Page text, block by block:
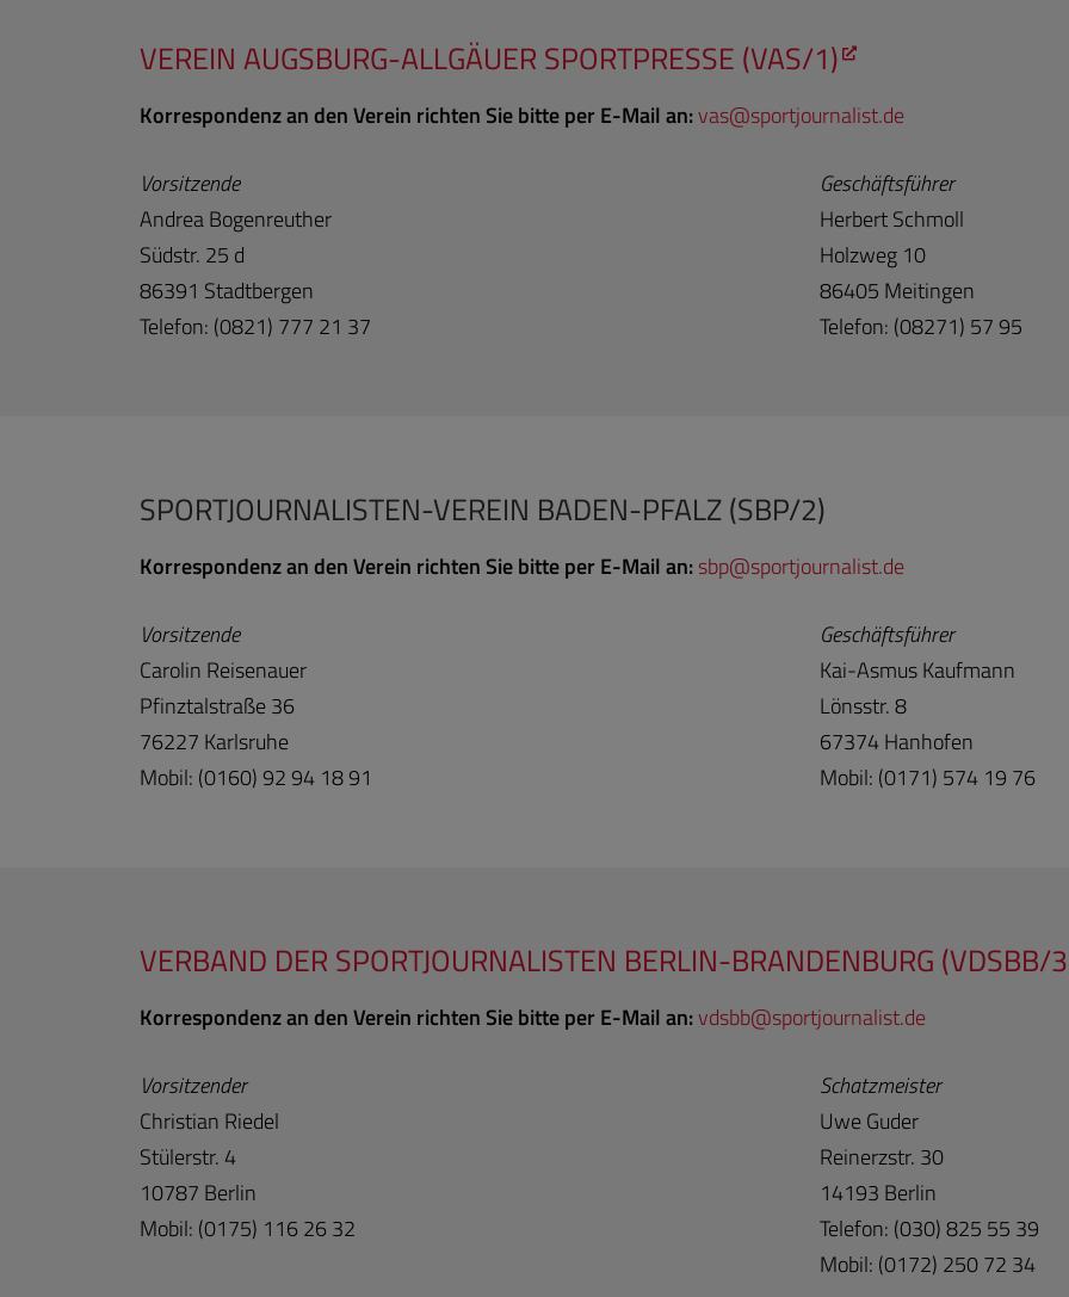
VEREIN AUGSBURG-ALLGÄUER SPORTPRESSE (VAS/1)
Korrespondenz an den Verein richten Sie bitte per E-Mail an:vas@sportjournalist.de
Vorsitzende
Andrea Bogenreuther
Südstr. 25 d
86391 Stadtbergen
Telefon: (0821) 777 21 37
Geschäftsführer
Herbert Schmoll
Holzweg 10
86405 Meitingen
Telefon: (08271) 57 95
SPORTJOURNALISTEN-VEREIN BADEN-PFALZ (SBP/2)
Korrespondenz an den Verein richten Sie bitte per E-Mail an:sbp@sportjournalist.de
Vorsitzende
Carolin Reisenauer
Pfinztalstraße 36
76227 Karlsruhe
Mobil: (0160) 92 94 18 91
Geschäftsführer
Kai-Asmus Kaufmann
Lönsstr. 8
67374 Hanhofen
Mobil: (0171) 574 19 76
VERBAND DER SPORTJOURNALISTEN BERLIN-BRANDENBURG (VDSBB/
Korrespondenz an den Verein richten Sie bitte per E-Mail an:vdsbb@sportjournalist.de
Vorsitzender
Christian Riedel
Stülerstr. 4
10787 Berlin
Mobil: (0175) 116 26 32
Schatzmeister
Uwe Guder
Reinerzstr. 30
14193 Berlin
Telefon: (030) 825 55 39
Mobil: (0172) 250 72 34